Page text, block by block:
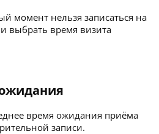
момент нельзя записаться на
выбрать время визита
время ожидания приёма
записи.